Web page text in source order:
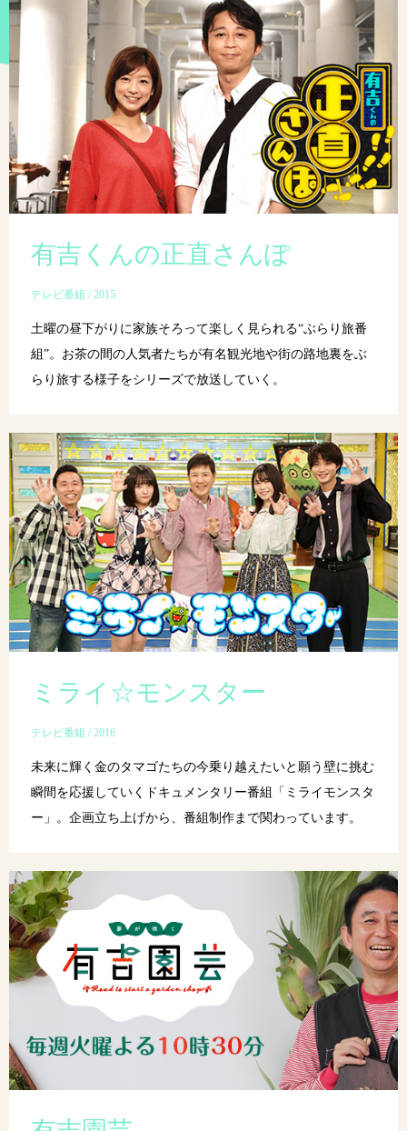
有吉くんの正直さんぽ
テレビ番組 / 2015
土曜の昼下がりに家族そろって楽しく見られる“ぶらり旅番
組”。お茶の間の人気者たちが有名観光地や街の路地裏をぶ
らり旅する様子をシリーズで放送していく。
ミライ☆モンスター
テレビ番組 / 2016
未来に輝く金のタマゴたちの今乗り越えたいと願う壁に挑む
瞬間を応援していくドキュメンタリー番組「ミライモンスタ
ー」。企画立ち上げから、番組制作まで関わっています。